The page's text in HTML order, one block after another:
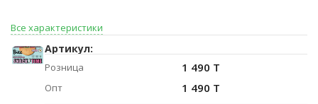
Все характеристики
Артикул:
Розница 1 490 T
Опт 1 490 T